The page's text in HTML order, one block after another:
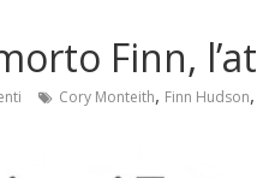
Finn,
Cory Monteith, Finn Hudson,